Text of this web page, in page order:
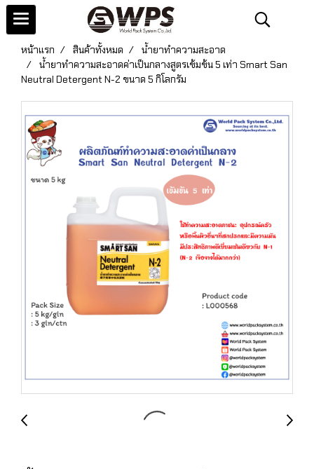
หน้าแรก สินค้าทั้งหมด
น้ำยาทำความสะอาด
น้ำยาทำความสะอาดค่าเป็นกลางสูตรเข้มข้น 5 เท่า Smart San
Neutral Detergent N-2 ขนาด 5 กิโลกรัม